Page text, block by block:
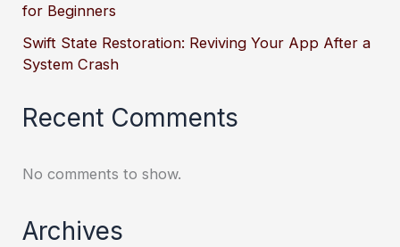
for Beginners
Swift State Restoration: Reviving Your App After a
System Crash
Recent Comments
No comments to show.
Archives